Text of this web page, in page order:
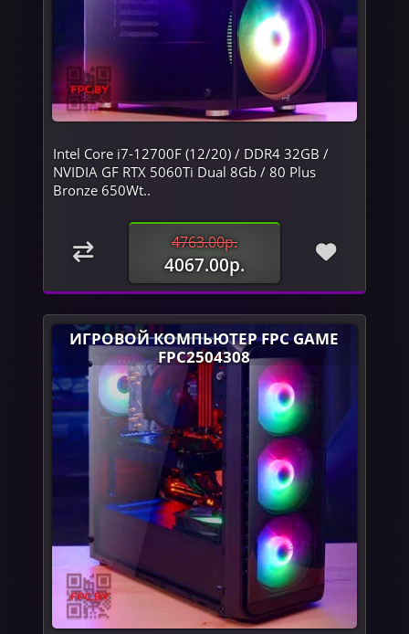
Intel Core i7-12700F (12/20) / DDR4 32GB /
NVIDIA GF RTX 5060Ti Dual 8Gb / 80 Plus
Bronze 650Wt..
4763.00р.
4067.00р.
ИГРОВОЙ КОМПЬЮТЕР FPC GAME
FPC2504308